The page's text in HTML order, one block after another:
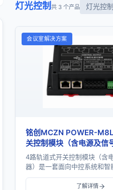
灯光控制 共 3 个产品 灯光控制
会议室解决方案
铭创MCZN POWER-
关控制模块（含电源及信
4路轨道式开关控制模块（含
器）是一套面向中控系统和智
强电开关执行方案。开关模
输出，支持RS485通信、手动
了解详情